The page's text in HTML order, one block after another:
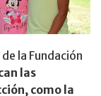
la Fundación
las
como la